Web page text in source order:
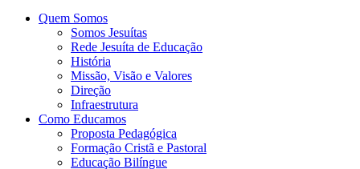
Quem Somos
Somos Jesuítas
Rede Jesuíta de Educação
História
Missão, Visão e Valores
Direção
Infraestrutura
Como Educamos
Proposta Pedagógica
Formação Cristã e Pastoral
Educação Bilíngue